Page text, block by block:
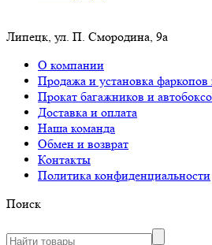
Липецк, ул. П. Смородина, 9а
О компании
Продажа и установка
Прокат багажников и
Доставка и оплата
Наша команда
Обмен и возврат
Контакты
Политика конфиденциальности
Поиск